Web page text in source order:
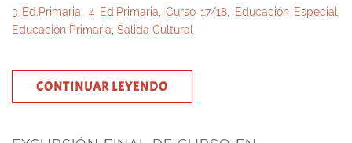
3 Ed.Primaria 4 Ed.Primaria ,Curso 17/18 Educación Especial
Educación Primaria Salida Cultural
CONTINUAR LEYENDO